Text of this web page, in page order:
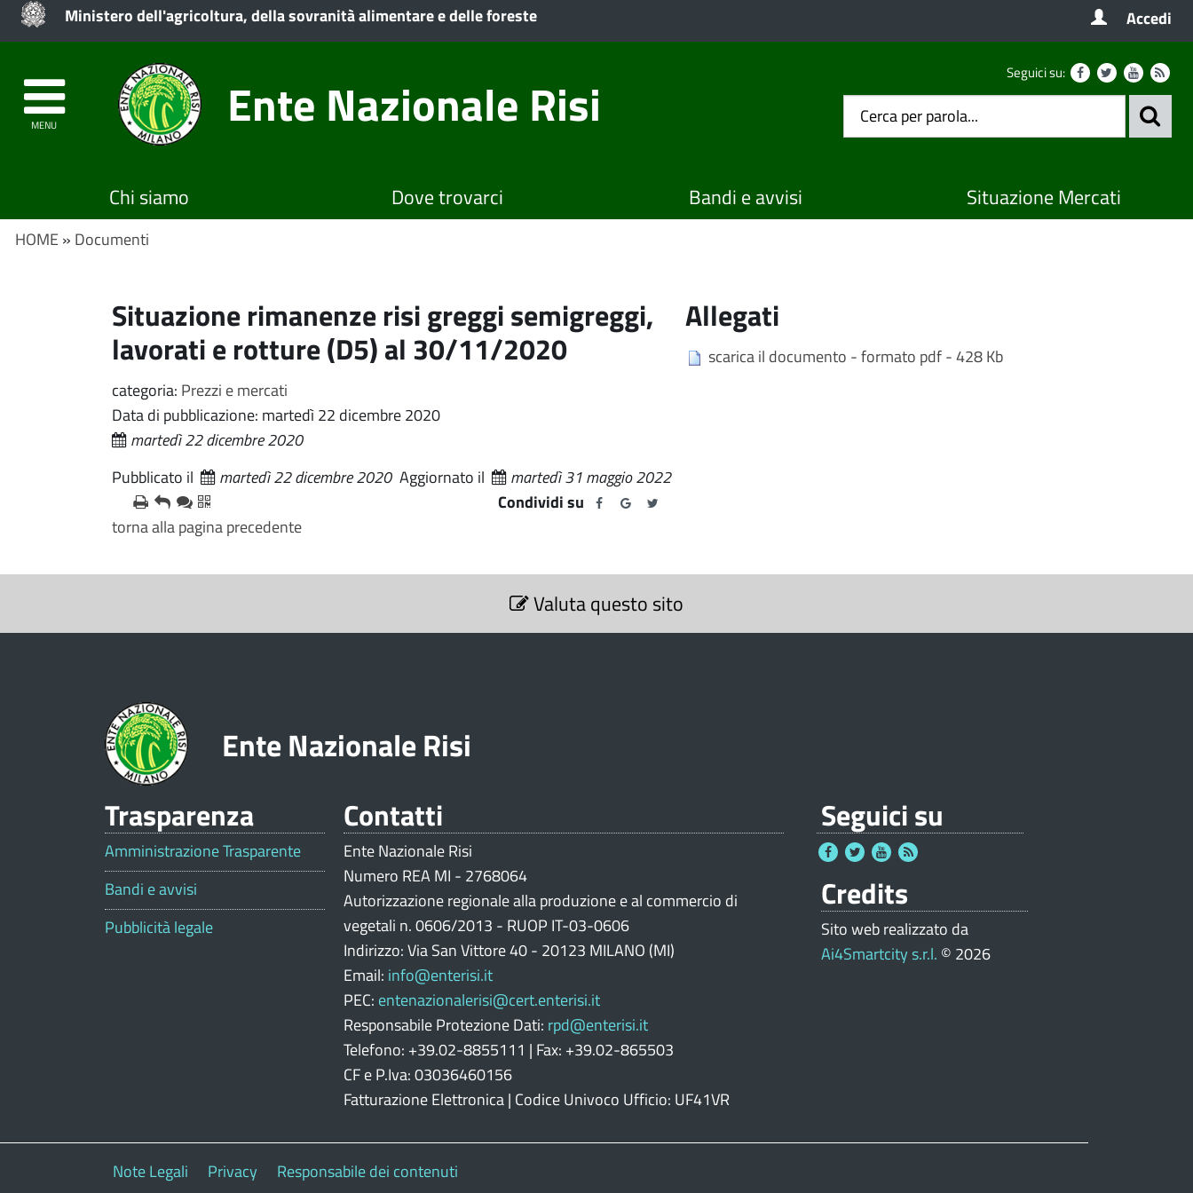
Ministero dell'agricoltura, della sovranità alimentare e delle foreste Accedi
MENU Ente Nazionale Risi Seguici su:
Chi siamo Dove trovarci Bandi e avvisi Situazione Mercati
HOME » Documenti
Situazione rimanenze risi greggi semigreggi,
lavorati e rotture (D5) al 30/11/2020
categoria: Prezzi e mercati
Data di pubblicazione: martedì 22 dicembre 2020
martedì 22 dicembre 2020
Allegati
scarica il documento - formato pdf - 428 Kb
Pubblicato il martedì 22 dicembre 2020 Aggiornato il
martedì 31 maggio 2022
Condividi su
torna alla pagina precedente
e Valuta questo sito
Ente Nazionale Risi
Trasparenza
Amministrazione Trasparente
Bandi e avvisi
Pubblicità legale
Contatti
Ente Nazionale Risi
Numero REA MI - 2768064
Autorizzazione regionale alla produzione e al commercio di
vegetali n. 0606/2013 - RUOP IT-03-0606
Indirizzo: Via San Vittore 40 - 20123 MILANO (MI)
Email: info@enterisi.it
PEC: entenazionalerisi@cert.enterisi.it
Responsabile Protezione Dati: rpd@enterisi.it
Telefono: +39.02-8855111 | Fax: +39.02-865503
CF e P.Iva: 03036460156
Fatturazione Elettronica | Codice Univoco Ufficio: UF41VR
Seguici su
Credits
Sito web realizzato da
Ai4Smartcity s.r.l. © 2026
Note Legali Privacy Responsabile dei contenuti